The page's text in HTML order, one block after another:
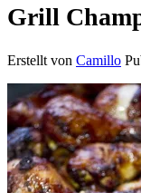
Grill
Erstellt von Camillo